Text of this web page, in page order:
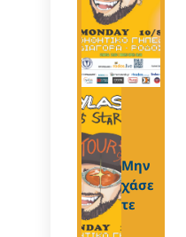
Μην
χάσε
τε